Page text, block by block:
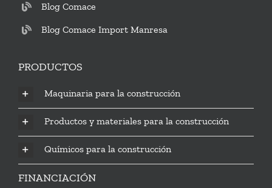
Blog Comace
Blog Comace Import Manresa
PRODUCTOS
Maquinaria para la construcción
Productos y materiales para la construcción
Químicos para la construcción
FINANCIACIÓN